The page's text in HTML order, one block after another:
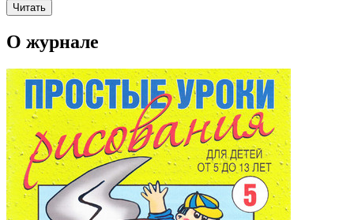
Читать
О журнале